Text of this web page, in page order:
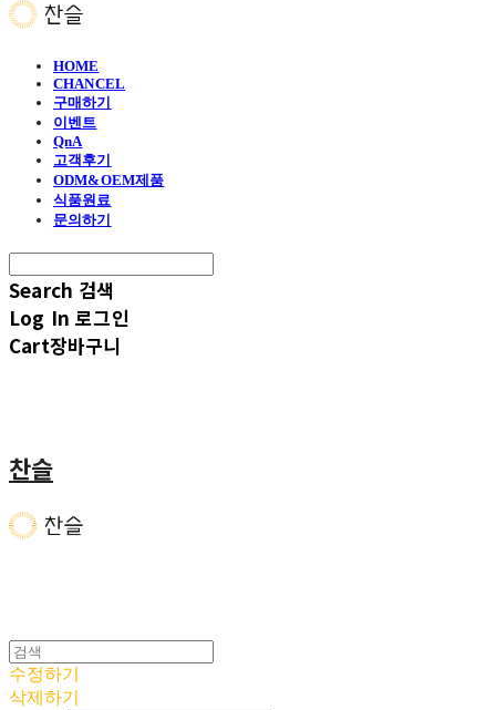
HOME
CHANCEL
구매하기
이벤트
QnA
고객후기
ODM&OEM제품
식품원료
문의하기
Search 검색
Log In 로그인
Cart장바구니
찬슬
수정하기
삭제하기